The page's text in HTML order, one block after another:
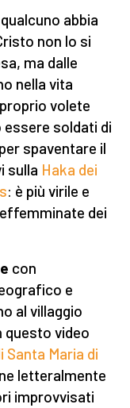
qualcuno abbia
non lo si
ma dalle
nella vita
volete
soldati di
spaventare il
sulla Haka dei
: è più virile e
dei
con
e
al villaggio
questo video
Santa Maria di
letteralmente
improvvisati